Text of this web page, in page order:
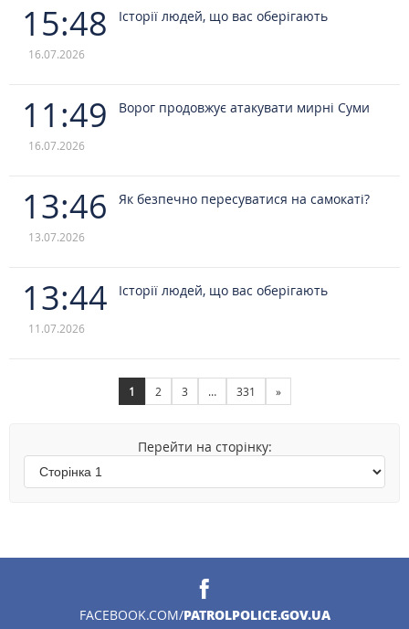
15:48
16.07.2026
Історії людей, що вас оберігають
11:49
16.07.2026
Ворог продовжує атакувати мирні Суми
13:46
13.07.2026
Як безпечно пересуватися на самокаті?
13:44
11.07.2026
Історії людей, що вас оберігають
1 2 3 … 331 »
Перейти на сторінку:
FACEBOOK.COM/PATROLPOLICE.GOV.UA